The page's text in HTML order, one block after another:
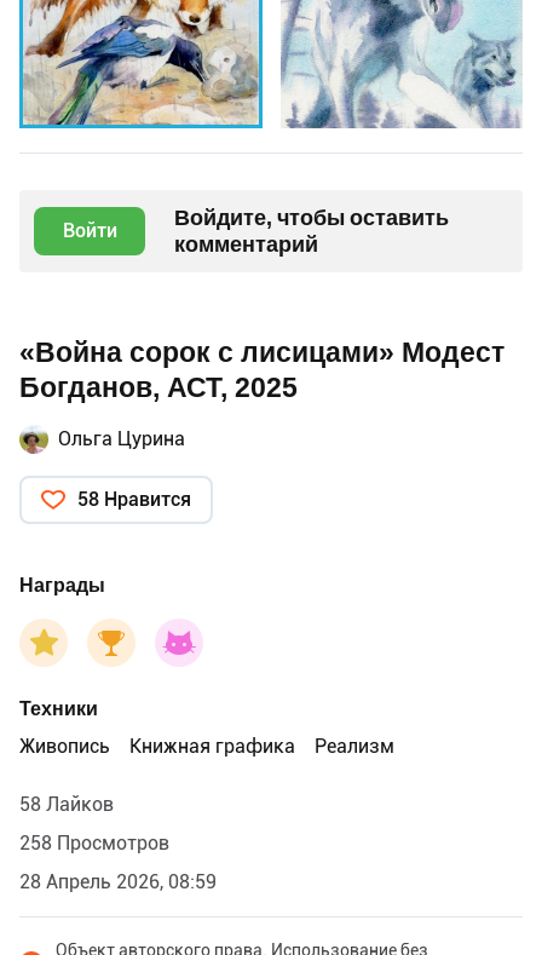
Войти
Войдите, чтобы оставить
комментарий
«Война сорок с лисицами» Модест
Богданов, АСТ, 2025
Ольга Цурина
58 Нравится
Награды
Техники
Живопись
Книжная графика Реализм
58 Лайков
258 Просмотров
28 Апрель 2026, 08:59
Объект авторского права. Использование без